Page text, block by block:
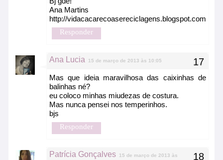
Ana Martins
http://vidacacarecoasereciclagens.blogspot.com
Responder
Ana Lucia 15 de março de 2013 às 10:05
Mas que ideia maravilhosa das caixinhas de
balinhas né?
eu coloco minhas miudezas de costura.
Mas nunca pensei nos temperinhos.
bjs
Responder
Patrícia Gonçalves
15 de março de 2013 às